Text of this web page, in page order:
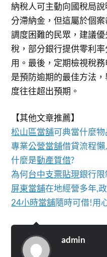
納稅人可主動向國稅局
分滯納金，但這屬於個
調度困難的民眾，建議
稅，部分銀行提供零利
用。最後，定期檢視稅
是預防逾期的最佳方法
度往往超出預期。
【其他文章推薦】
松山區當舖可典當什麼物
專業公營當舖借貸流程
什麼是動產質借?
為何台中支票貼現銀行限
屏東當舖在地經營多年,
24小時當舖隨時可借!用
admin